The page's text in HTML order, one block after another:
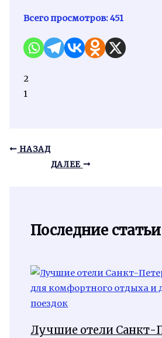
Всего просмотров:451
2
1
НАЗАД
ДАЛЕЕ
Последние статьи
Лучшие отели Санкт-